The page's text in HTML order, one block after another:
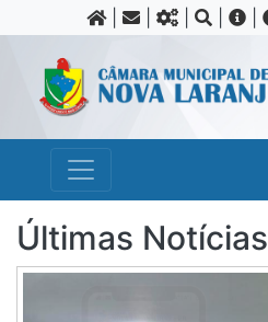
|
Últimas Notícias